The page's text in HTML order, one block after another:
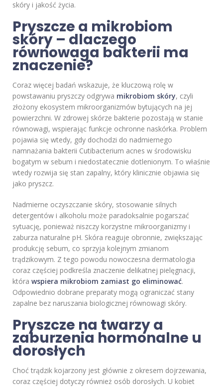
skóry i jakość życia.
Pryszcze a mikrobiom
skóry – dlaczego
równowaga bakterii ma
znaczenie?
Coraz więcej badań wskazuje, że kluczową rolę w
powstawaniu pryszczy odgrywa mikrobiom skóry, czyli
złożony ekosystem mikroorganizmów bytujących na jej
powierzchni. W zdrowej skórze bakterie pozostają w stanie
równowagi, wspierając funkcje ochronne naskórka. Problem
pojawia się wtedy, gdy dochodzi do nadmiernego
namnażania bakterii Cutibacterium acnes w środowisku
bogatym w sebum i niedostatecznie dotlenionym. To właśnie
wtedy rozwija się stan zapalny, który klinicznie objawia się
jako pryszcz.
Nadmierne oczyszczanie skóry, stosowanie silnych
detergentów i alkoholu może paradoksalnie pogarszać
sytuację, ponieważ niszczy korzystne mikroorganizmy i
zaburza naturalne pH. Skóra reaguje obronnie, zwiększając
produkcję sebum, co sprzyja kolejnym zmianom
trądzikowym. Z tego powodu nowoczesna dermatologia
coraz częściej podkreśla znaczenie delikatnej pielęgnacji,
która wspiera mikrobiom zamiast go eliminować.
Odpowiednio dobrane preparaty mogą ograniczać stany
zapalne bez naruszania biologicznej równowagi skóry.
Pryszcze na twarzy a
zaburzenia hormonalne u
dorosłych
Choć trądzik kojarzony jest głównie z okresem dojrzewania,
coraz częściej dotyczy również osób dorosłych. U kobiet